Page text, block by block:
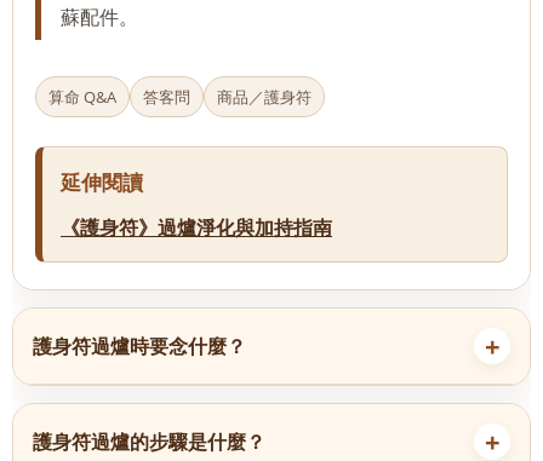
蘇配件。
算命 Q&A 答客問 商品／護身符
延伸閱讀
《護身符》過爐淨化與加持指南
護身符過爐時要念什麼？
護身符過爐的步驟是什麼？